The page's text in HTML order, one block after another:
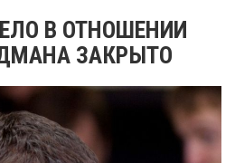
В ОТНОШЕНИИ
ЗАКРЫТО